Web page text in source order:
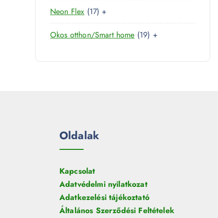
r
e
r
Neon Flex 171
7
t
r
+
Okos otthon/Smart home 191
t
+
Oldalak
Kapcsolat
Adatvédelmi nyilatkozat
Adatkezelési tájékoztató
Általános Szerződési Feltételek